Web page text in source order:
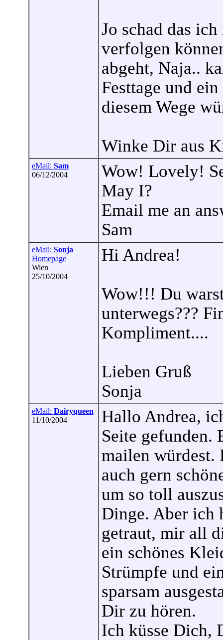
Jo schad das
verfolgen
abgeht, Naja..
Festtage und
diesem Wege
Winke Dir aus
eMail: Sam
06/12/2004
Wow! Lovely!
May I?
Email me an
Sam
eMail: Sonja
Homepage
Wien
25/10/2004
Hi Andrea!
Wow!!! Du
unterwegs???
Kompliment....
Lieben Gruß
Sonja
eMail: Dairyqueen
11/10/2004
Hallo Andrea,
Seite gefunden.
mailen
auch gern
um so toll
Dinge. Aber ich
getraut, mir all
ein schönes
Strümpfe und
sparsam
Dir zu hören.
Ich küsse Dich,